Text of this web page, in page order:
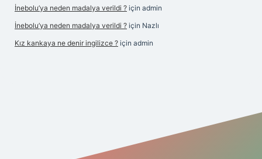
İnebolu’ya neden madalya verildi ? için admin
İnebolu’ya neden madalya verildi ? için Nazlı
Kız kankaya ne denir ingilizce ? için admin